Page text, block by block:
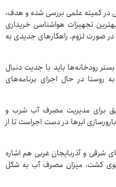
در کمیته علمی بررسی شده و هدف،
تجهیزات هواشناسی خریداری
صورت لزوم، راهکارهای جدیدی به
رودخانه‌ها باید با جدیت دنبال
روستا در حال اجرای برنامه‌های
برای مدیریت مصرف آب شرب و
ابرها در دست اجراست تا از
شرقی و آذربایجان غربی هم اشاره
کشت، میزان مصرف آب به شکل